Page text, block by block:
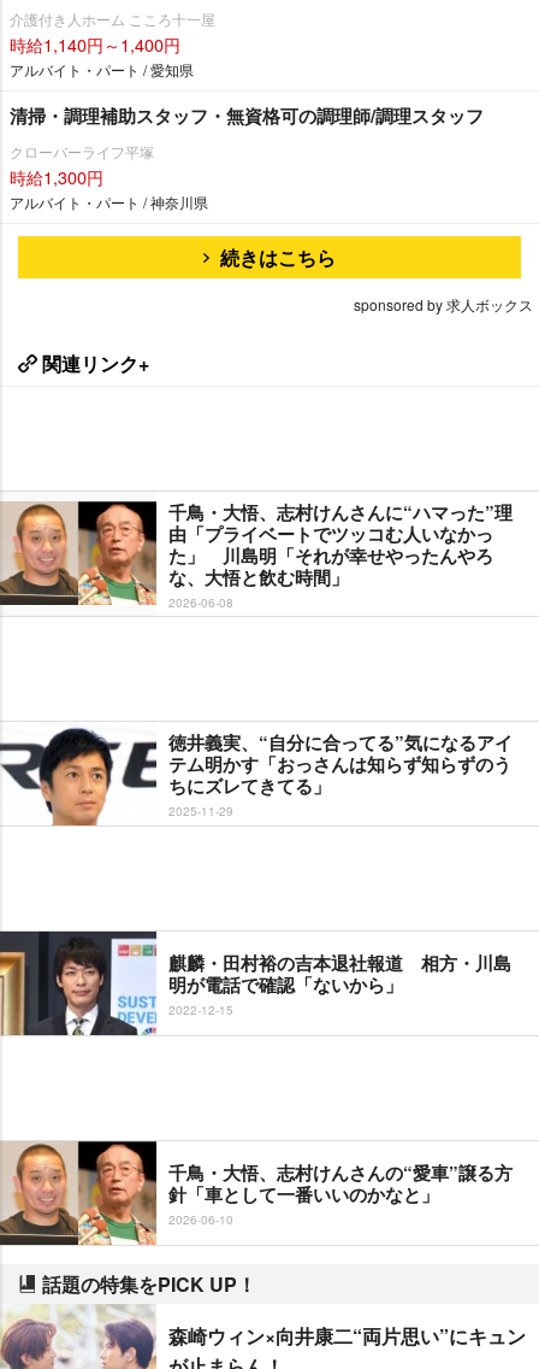
介護付き人ホーム こころ十一屋
時給1,140円～1,400円
アルバイト・パート / 愛知県
清掃・調理補助スタッフ・無資格可の調理師/調理スタッフ
クローバーライフ平塚
時給1,300円
アルバイト・パート / 神奈川県
続きはこちら
sponsored by 求人ボックス
関連リンク+
千鳥・大悟、志村けんさんに“ハマった”理
由「プライベートでツッコむ人いなかっ
た」 川島明「それが幸せやったんやろ
な、大悟と飲む時間」
2026-06-08
徳井義実、“自分に合ってる”気になるアイ
テム明かす「おっさんは知らず知らずのう
ちにズレてきてる」
2025-11-29
麒麟・田村裕の吉本退社報道 相方・川島
明が電話で確認「ないから」
2022-12-15
千鳥・大悟、志村けんさんの“愛車”譲る方
針「車として一番いいのかなと」
2026-06-10
話題の特集をPICK UP！
森崎ウィン×向井康二“両片思い”にキュン